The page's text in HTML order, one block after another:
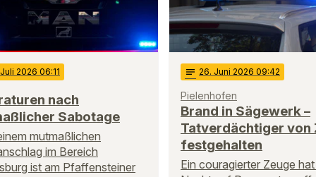
2026 06:11
nach
Sabotage
mutmaßlichen
im Bereich
ist am Pfaffensteiner
notes 26. Juni 2026 09:42
Pielenhofen
Brand in Sägewerk –
Tatverdächtiger von
festgehalten
Ein couragierter Zeuge